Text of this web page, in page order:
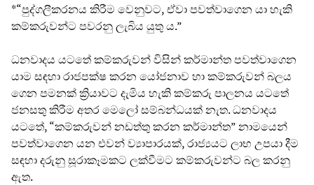
*“පුද්ගලීකරනය කිරීම වෙනුවට, ඒවා පවත්වාගෙන යා හැකි
කම්කරුවන්ට පවරනු ලැබිය යුතු ය.”
ධනවාදය යටතේ කම්කරුවන් විසින් කර්මාන්ත පවත්වාගෙන
යාම සඳහා රාජපක්ෂ කරන යෝජනාව හා කම්කරුවන් බලය
ගෙන පමනක් ක්‍රියාවට දැමිය හැකි කම්කරු පාලනය යටතේ
ජනසතු කිරීම අතර මෙලෝ සම්බන්ධයක් නැත. ධනවාදය
යටතේ, “කම්කරුවන් නඩත්තු කරන කර්මාන්ත” නාමයෙන්
පවත්වාගෙන යන එවන් ව්‍යාපාරයක්, රාජ්‍යයට ලාභ උපයා දීම
සඳහා දරුනු සූරාකෑමකට ලක්වීමට කම්කරුවන්ට බල කරනු
ඇත.